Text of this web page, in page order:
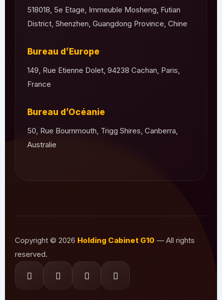
518018, 5e Etage, Immeuble Mosheng, Futian
District, Shenzhen, Guangdong Province, Chine
Bureau d’Europe
149, Rue Etienne Dolet, 94238 Cachan, Paris,
France
Bureau d’Océanie
50, Rue Bournmouth, Trigg Shires, Canberra,
Australie
Copyright © 2026 Holding Cabinet G10 — All rights
reserved.